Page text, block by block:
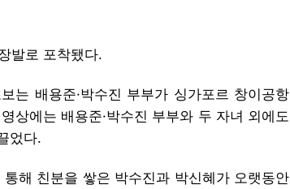
발로 포착됐다.
는 배용준·박수진 부부가 싱가포르 창이공항
상에는 배용준·박수진 부부와 두 자녀 외에도
었다.
해 친분을 쌓은 박수진과 박신혜가 오랫동안